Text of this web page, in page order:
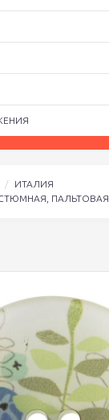
ИТАЛИЯ
ПАЛЬТОВАЯ